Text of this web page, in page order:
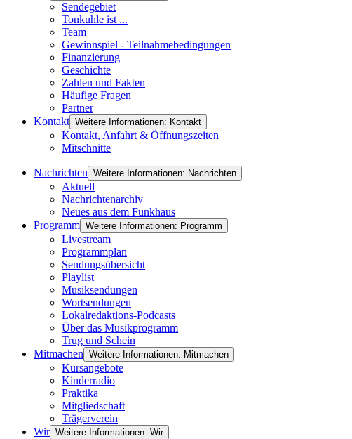
Sendegebiet
Tonkuhle ist ...
Team
Gewinnspiel - Teilnahmebedingungen
Finanzierung
Geschichte
Zahlen und Fakten
Häufige Fragen
Partner
Kontakt Weitere Informationen: Kontakt
Kontakt, Anfahrt & Öffnungszeiten
Mitschnitte
Nachrichten Weitere Informationen: Nachrichten
Aktuell
Nachrichtenarchiv
Neues aus dem Funkhaus
Programm Weitere Informationen: Programm
Livestream
Programmplan
Sendungsübersicht
Playlist
Musiksendungen
Wortsendungen
Lokalredaktions-Podcasts
Über das Musikprogramm
Trug und Schein
Mitmachen Weitere Informationen: Mitmachen
Kursangebote
Kinderradio
Praktika
Mitgliedschaft
Trägerverein
Wir Weitere Informationen: Wir